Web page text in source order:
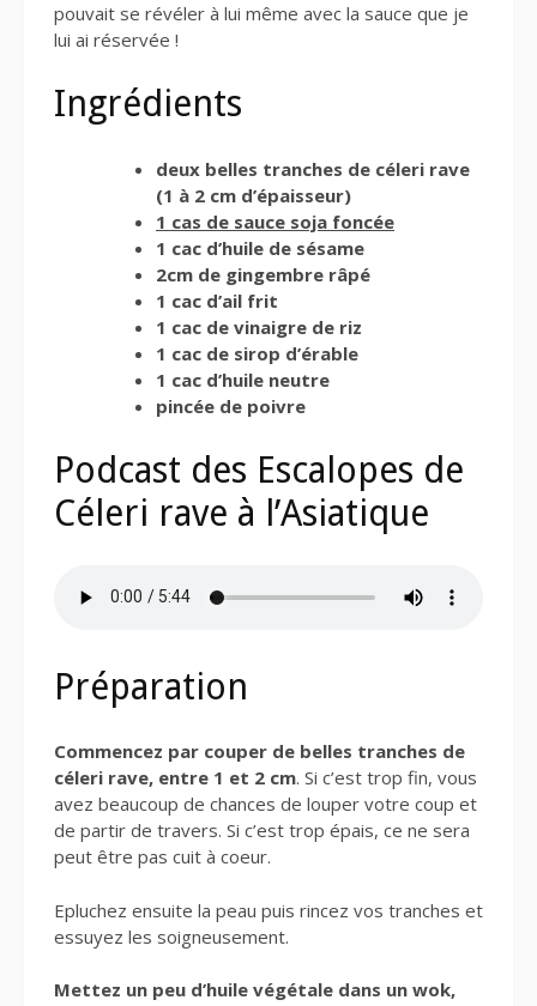
pouvait se révéler à lui même avec la sauce que je
lui ai réservée !
Ingrédients
deux belles tranches de céleri rave
(1 à 2 cm d’épaisseur)
1 cas de sauce soja foncée
1 cac d’huile de sésame
2cm de gingembre râpé
1 cac d’ail frit
1 cac de vinaigre de riz
1 cac de sirop d’érable
1 cac d’huile neutre
pincée de poivre
Podcast des Escalopes de
Céleri rave à l’Asiatique
Préparation
Commencez par couper de belles tranches de
céleri rave, entre 1 et 2 cm. Si c’est trop fin, vous
avez beaucoup de chances de louper votre coup et
de partir de travers. Si c’est trop épais, ce ne sera
peut être pas cuit à coeur.
Epluchez ensuite la peau puis rincez vos tranches et
essuyez les soigneusement.
Mettez un peu d’huile végétale dans un wok,